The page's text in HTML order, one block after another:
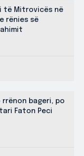
të Mitrovicës në
rënies së
rrënon bageri, po
Faton Peci